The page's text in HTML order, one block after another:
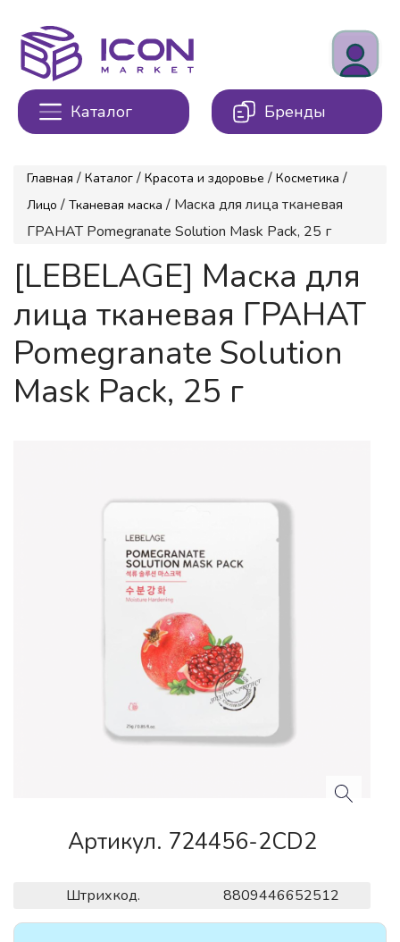
Каталог Бренды
Главная / Каталог / Красота и здоровье / Косметика /
Лицо / Тканевая маска / Маска для лица тканевая
ГРАНАТ Pomegranate Solution Mask Pack, 25 г
[LEBELAGE] Маска для
лица тканевая ГРАНАТ
Pomegranate Solution
Mask Pack, 25 г
Артикул. 724456-2CD2
Штрихкод. 8809446652512